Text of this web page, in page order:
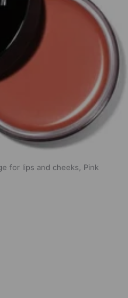
for lips and cheeks, Pink